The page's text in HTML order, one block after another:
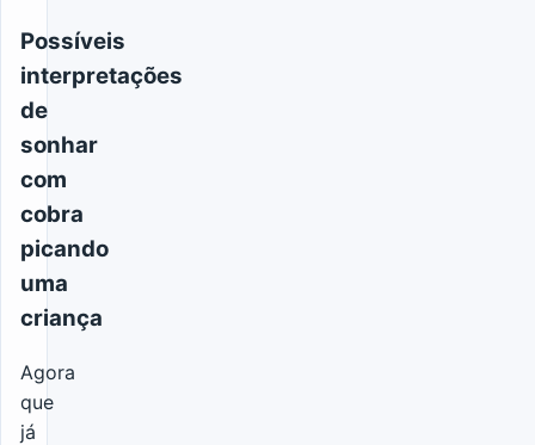
Possíveis
interpretações
de
sonhar
com
cobra
picando
uma
criança
Agora
que
já